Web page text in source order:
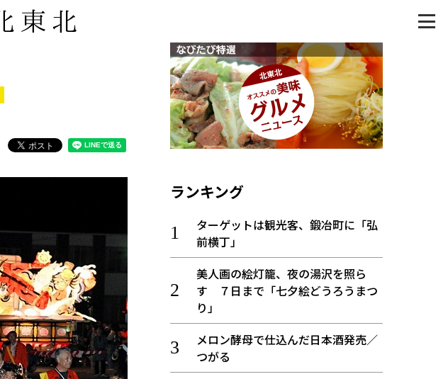
ランキング
ターゲットは観光客、鍛冶町に「弘
前横丁」
美人画の絵灯籠、夜の湯沢を照ら
す ７日まで「七夕絵どうろうまつ
り」
メロン酵母で仕込んだ日本酒発売／
つがる